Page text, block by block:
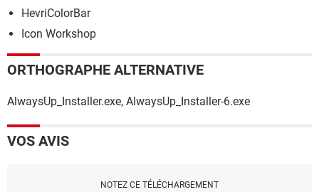
HevriColorBar
Icon Workshop
ORTHOGRAPHE ALTERNATIVE
AlwaysUp_Installer.exe, AlwaysUp_Installer-6.exe
VOS AVIS
NOTEZ CE TÉLÉCHARGEMENT